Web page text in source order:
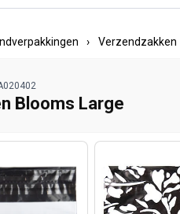
› Verzendzakken
Blooms Large